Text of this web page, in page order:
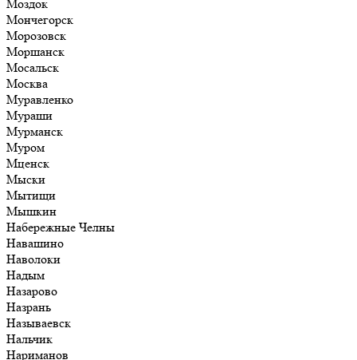
Моздок
Мончегорск
Морозовск
Моршанск
Мосальск
Москва
Муравленко
Мураши
Мурманск
Муром
Мценск
Мыски
Мытищи
Мышкин
Набережные Челны
Навашино
Наволоки
Надым
Назарово
Назрань
Называевск
Нальчик
Нариманов